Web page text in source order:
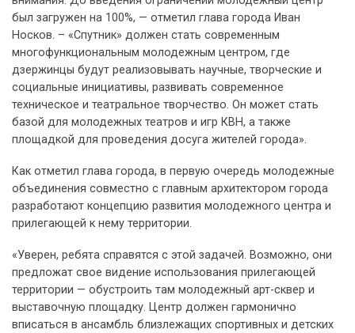
был загружен на 100%, — отметил глава города Иван
Носков. – «Спутник» должен стать современным
многофункциональным молодежным центром, где
дзержинцы будут реализовывать научные, творческие и
социальные инициативы, развивать современное
техническое и театральное творчество. Он может стать
базой для молодежных театров и игр КВН, а также
площадкой для проведения досуга жителей города».
Как отметил глава города, в первую очередь молодежные
объединения совместно с главным архитектором города
разработают концепцию развития молодежного центра и
прилегающей к нему территории.
«Уверен, ребята справятся с этой задачей. Возможно, они
предложат свое видение использования прилегающей
территории — обустроить там молодежный арт-сквер и
выставочную площадку. Центр должен гармонично
вписаться в ансамбль близлежащих спортивных и детских